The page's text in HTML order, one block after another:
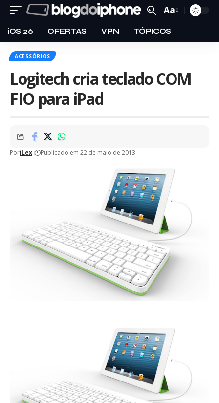
Aa
iOS 26 OFERTAS VPN TÓPICOS
ACESSÓRIOS
Logitech cria teclado COM
FIO para iPad
PoriLex Publicado em 22 de maio de 2013